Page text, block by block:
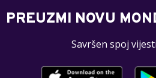
PREUZMI NOVU
Savršen spoj